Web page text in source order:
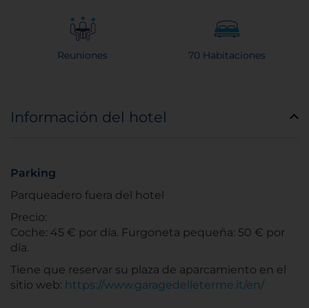
Reuniones 70 Habitaciones
Información del hotel
Parking
Parqueadero fuera del hotel
Precio:
Coche: 45 € por día. Furgoneta pequeña: 50 € por
día.
Tiene que reservar su plaza de aparcamiento en el
sitio web: https://www.garagedelleterme.it/en/